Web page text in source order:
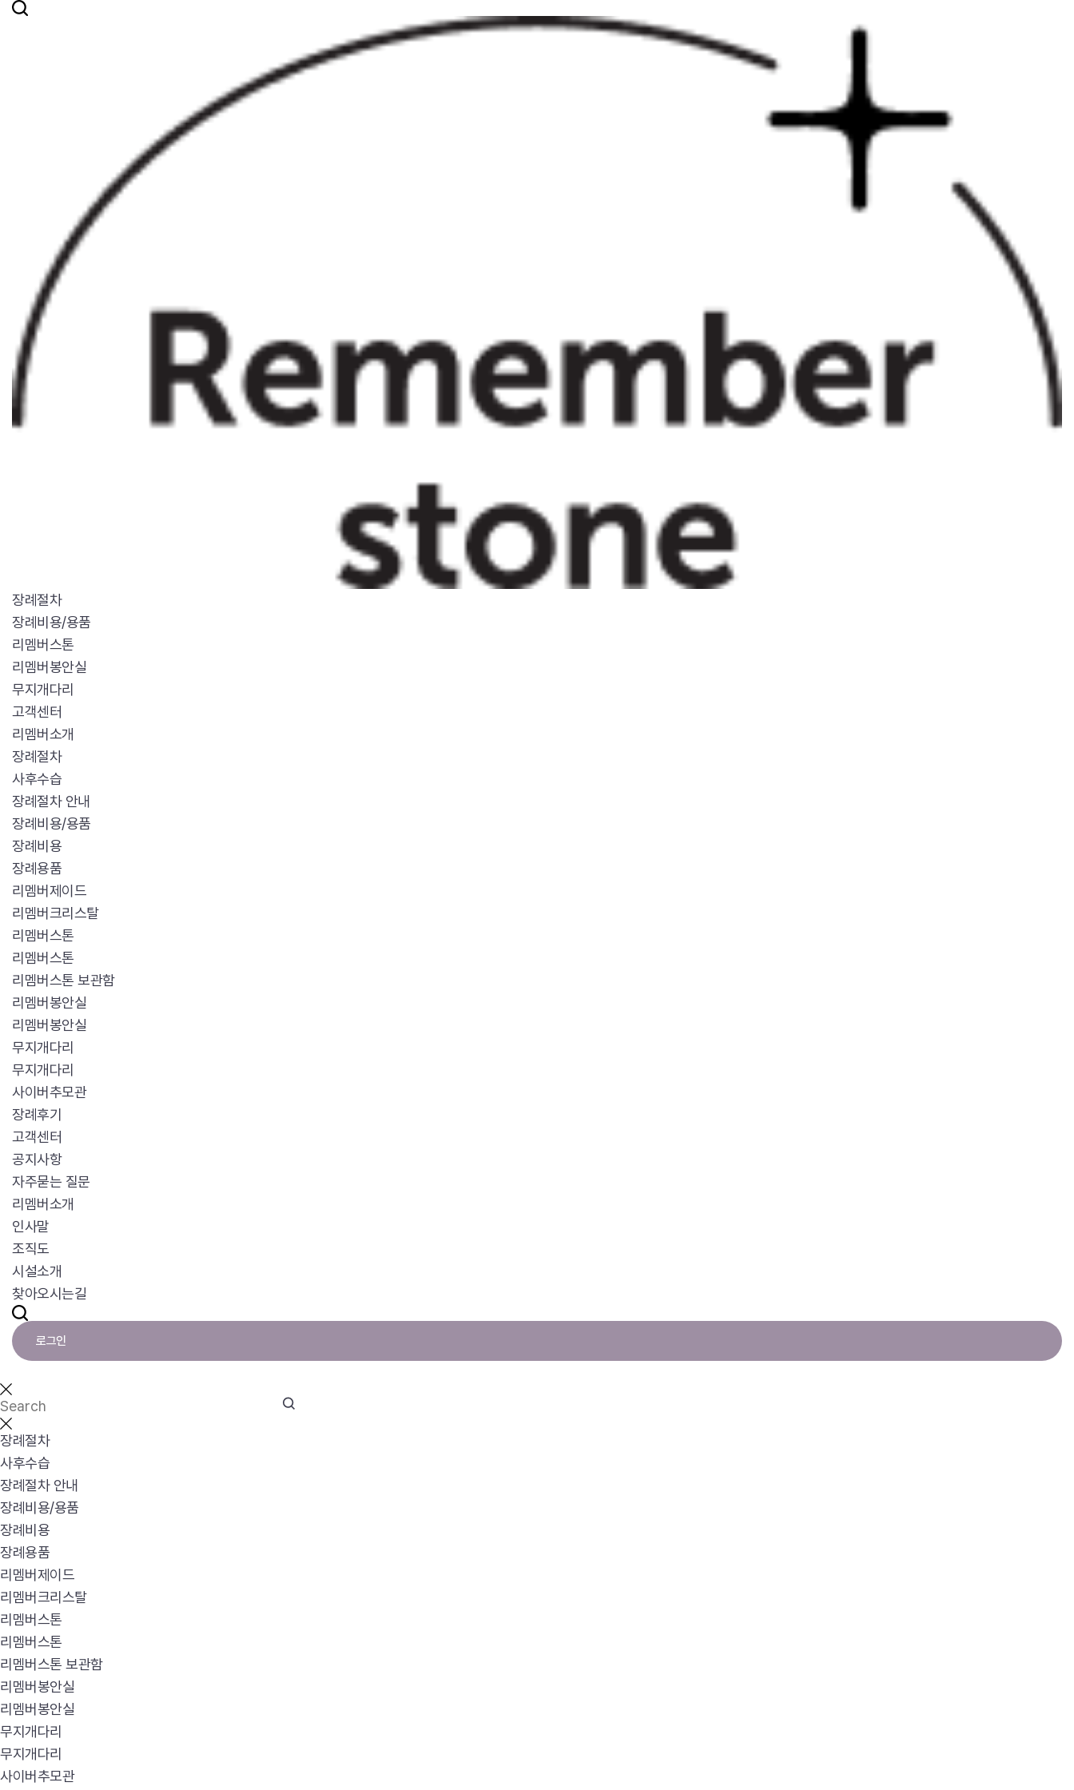
장례절차
장례비용/용품
리멤버스톤
리멤버봉안실
무지개다리
고객센터
리멤버소개
장례절차
사후수습
장례절차 안내
장례비용/용품
장례비용
장례용품
리멤버제이드
리멤버크리스탈
리멤버스톤
리멤버스톤
리멤버스톤 보관함
리멤버봉안실
리멤버봉안실
무지개다리
무지개다리
사이버추모관
장례후기
고객센터
공지사항
자주묻는 질문
리멤버소개
인사말
조직도
시설소개
찾아오시는길
로그인
장례절차
사후수습
장례절차 안내
장례비용/용품
장례비용
장례용품
리멤버제이드
리멤버크리스탈
리멤버스톤
리멤버스톤
리멤버스톤 보관함
리멤버봉안실
리멤버봉안실
무지개다리
무지개다리
사이버추모관